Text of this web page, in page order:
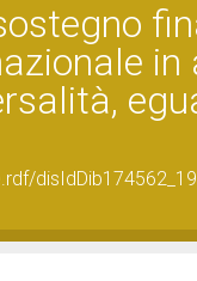
disIdDib174562_19